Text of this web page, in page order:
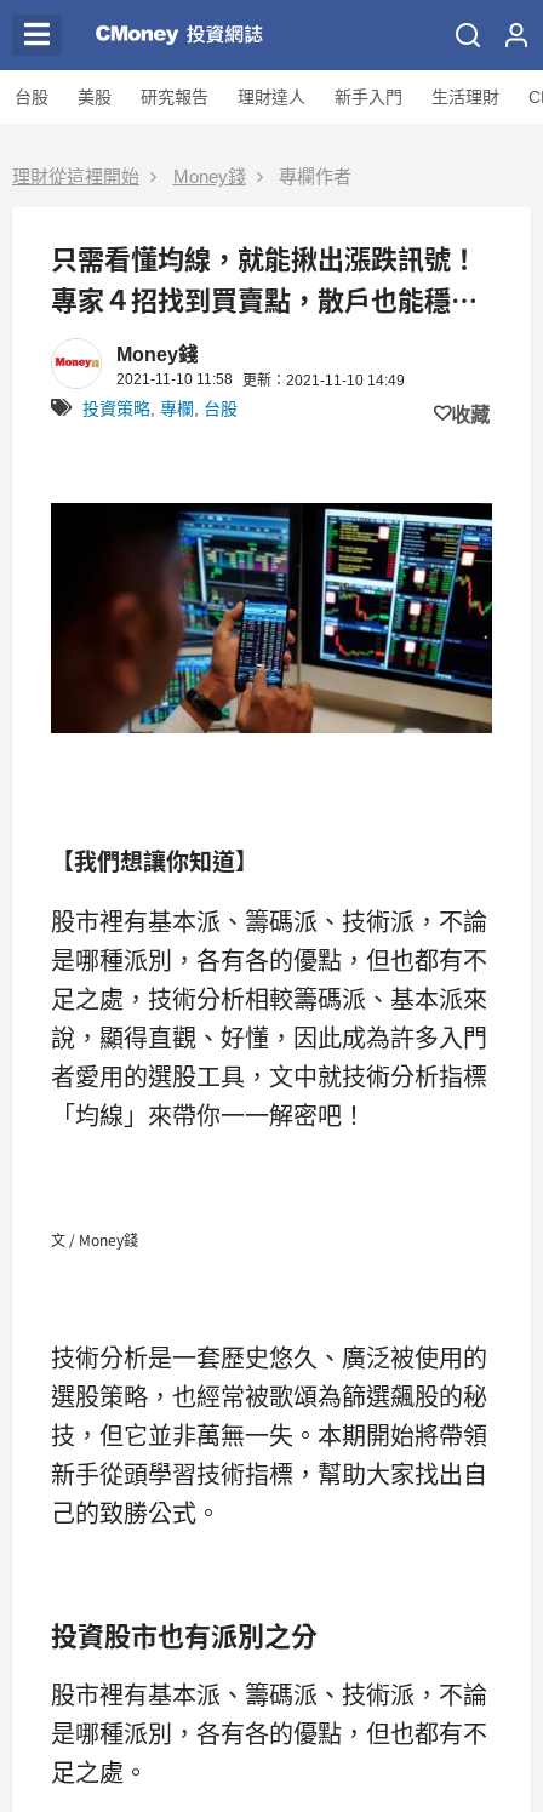
台股 美股 研究報告 理財達人 新手入門 生活理財
理財從這裡開始 Money錢 專欄作者
只需看懂均線，就能揪出漲跌訊號！
專家４招找到買賣點，散戶也能穩穩
賺進一桶金
Money錢
2021-11-10 11:58 更新：2021-11-10 14:49
投資策略 專欄 台股 收藏
【我們想讓你知道】
股市裡有基本派、籌碼派、技術派，不論
是哪種派別，各有各的優點，但也都有不
足之處，技術分析相較籌碼派、基本派來
說，顯得直觀、好懂，因此成為許多入門
者愛用的選股工具，文中就技術分析指標
「均線」來帶你一一解密吧！
文 / Money錢
技術分析是一套歷史悠久、廣泛被使用的
選股策略，也經常被歌頌為篩選飆股的秘
技，但它並非萬無一失。本期開始將帶領
新手從頭學習技術指標，幫助大家找出自
己的致勝公式。
投資股市也有派別之分
股市裡有基本派、籌碼派、技術派，不論
是哪種派別，各有各的優點，但也都有不
足之處。